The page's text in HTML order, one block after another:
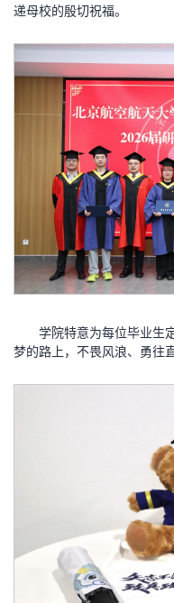
递母校的殷切祝福。
学院特意为每位毕业生
梦的路上，不畏风浪、勇往